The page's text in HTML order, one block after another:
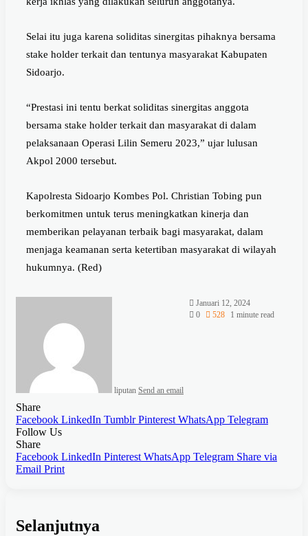
Selai itu juga karena soliditas sinergitas pihaknya bersama
stake holder terkait dan tentunya masyarakat Kabupaten
Sidoarjo.
“Prestasi ini tentu berkat soliditas sinergitas anggota
bersama stake holder terkait dan masyarakat di dalam
pelaksanaan Operasi Lilin Semeru 2023,” ujar lulusan
Akpol 2000 tersebut.
Kapolresta Sidoarjo Kombes Pol. Christian Tobing pun
berkomitmen untuk terus meningkatkan kinerja dan
memberikan pelayanan terbaik bagi masyarakat, dalam
menjaga keamanan serta ketertiban masyarakat di wilayah
hukumnya. (Red)
liputan Send an email
Januari 12, 2024
0
528 1 minute read
Share
Facebook LinkedIn Tumblr Pinterest WhatsApp Telegram
Follow Us
Share
Facebook LinkedIn Pinterest WhatsApp Telegram Share via
Email Print
Selanjutnya